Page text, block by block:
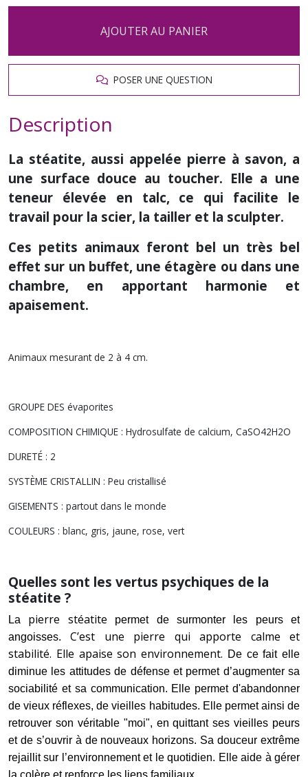
AJOUTER AU PANIER
POSER UNE QUESTION
Description
La stéatite, aussi appelée pierre à savon, a
une surface douce au toucher. Elle a une
teneur élevée en talc, ce qui facilite le
travail pour la scier, la tailler et la sculpter.
Ces petits animaux feront bel un très bel
effet sur un buffet, une étagère ou dans une
chambre, en apportant harmonie et
apaisement.
Animaux mesurant de 2 à 4 cm.
GROUPE DES évaporites
COMPOSITION CHIMIQUE : Hydrosulfate de calcium, CaSO42H2O
DURETÉ : 2
SYSTÈME CRISTALLIN : Peu cristallisé
GISEMENTS : partout dans le monde
COULEURS : blanc, gris, jaune, rose, vert
Quelles sont les vertus psychiques de la
stéatite ?
La pierre stéatite permet de surmonter les peurs et
angoisses.C’est une pierre qui apporte calme et
stabilité. Elle apaise son environnement. De ce fait elle
diminue les attitudes de défense et permet d’augmenter sa
sociabilité et sa communication. Elle permet d'abandonner
de vieux réflexes, de vieilles habitudes. Elle permet ainsi de
retrouver son véritable "moi", en quittant ses vieilles peurs
et de s’ouvrir à de nouveaux horizons. Sa douceur extrême
rejaillit sur l’environnement et le quotidien. Elle aide à gérer
la colère et renforce les liens familiaux.